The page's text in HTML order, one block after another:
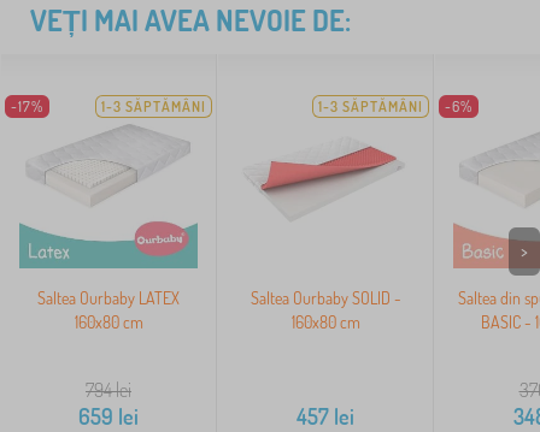
VEȚI MAI AVEA NEVOIE DE:
-17% 1-3 SĂPTĂMÂNI
Saltea Ourbaby LATEX
160x80 cm
794lei
659 lei
1-3 SĂPTĂMÂNI
Saltea Ourbaby SOLID -
160x80 cm
457 lei
-6%
Saltea din
BASIC -
>